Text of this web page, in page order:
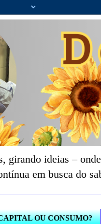
girando ideias –
em busca do
OU CONSUMO?